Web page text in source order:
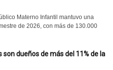
Materno Infantil mantuvo una
de 2026, con más de 130.000
son dueños de más del 11% de la